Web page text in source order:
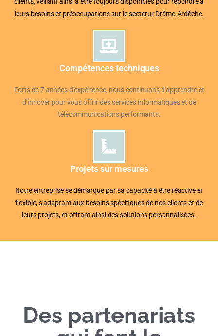
leurs besoins et préoccupations sur le secterur Drôme-Ardèche.
Compétences techniques
Forts de 7 années d'expérience, nous continuons d'apprendre et
d’innover pour vous offrir des services informatiques et de
télécommunications performants.
Projets sur mesures
Notre entreprise se démarque par sa capacité à être réactive et
flexible, s'adaptant aux besoins spécifiques de nos clients et de
leurs projets, et offrant ainsi des solutions personnalisées.
Des partenariats